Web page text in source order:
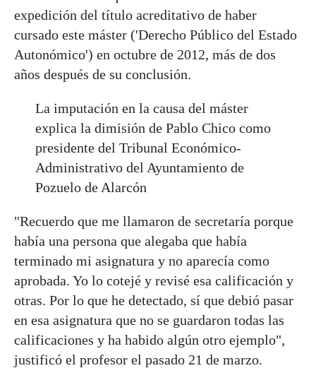
expedición del título acreditativo de haber
cursado este máster ('Derecho Público del Estado
Autonómico') en octubre de 2012, más de dos
años después de su conclusión.
La imputación en la causa del máster
explica la dimisión de Pablo Chico como
presidente del Tribunal Económico-
Administrativo del Ayuntamiento de
Pozuelo de Alarcón
"Recuerdo que me llamaron de secretaría porque
había una persona que alegaba que había
terminado mi asignatura y no aparecía como
aprobada. Yo lo cotejé y revisé esa calificación y
otras. Por lo que he detectado, sí que debió pasar
en esa asignatura que no se guardaron todas las
calificaciones y ha habido algún otro ejemplo",
justificó el profesor el pasado 21 de marzo.